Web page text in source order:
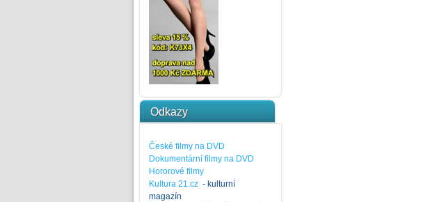
Odkazy
České filmy na DVD
Dokumentární filmy na DVD
Hororové filmy
Kultura 21.cz - kulturní
magazín